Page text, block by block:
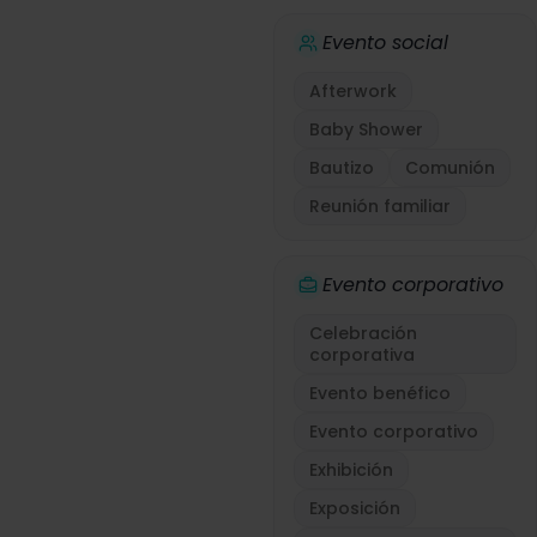
Evento social
Afterwork
Baby Shower
Bautizo
Comunión
Reunión familiar
Evento corporativo
Celebración
corporativa
Evento benéfico
Evento corporativo
Exhibición
Exposición